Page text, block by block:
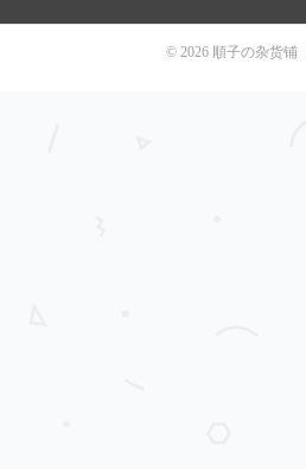
© 2026 順子の杂货铺